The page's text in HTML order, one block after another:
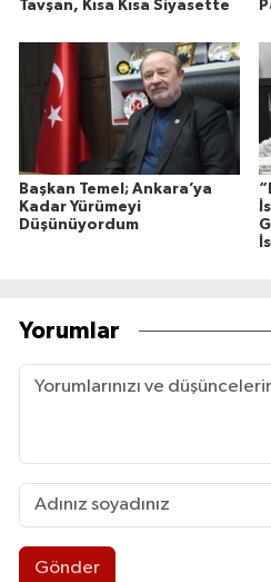
Tavşan, Kısa Kısa Siyasette
Başkan Temel; Ankara’ya
Kadar Yürümeyi
Düşünüyordum
Yorumlar
Gönder